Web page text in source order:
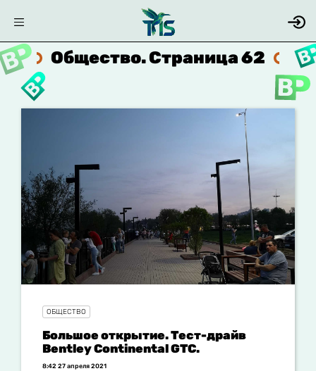
Общество. Страница 62
ОБЩЕСТВО
Большое открытие. Тест-драйв
Bentley Continental GTC.
8:42 27 апреля 2021